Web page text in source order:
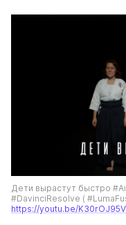
Дети вырастут быстро
#DavinciResolve (
https://youtu.be/